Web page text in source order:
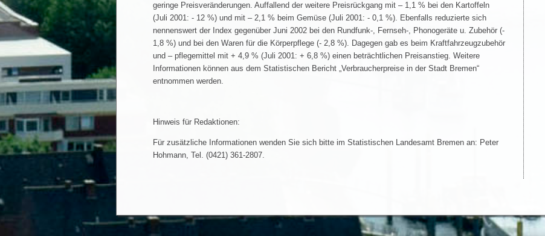
geringe Preisveränderungen. Auffallend der weitere Preisrückgang mit – 1,1 % bei den Kartoffeln
(Juli 2001: - 12 %) und mit – 2,1 % beim Gemüse (Juli 2001: - 0,1 %). Ebenfalls reduzierte sich
nennenswert der Index gegenüber Juni 2002 bei den Rundfunk-, Fernseh-, Phonogeräte u. Zubehör (-
1,8 %) und bei den Waren für die Körperpflege (- 2,8 %). Dagegen gab es beim Kraftfahrzeugzubehör
und – pflegemittel mit + 4,9 % (Juli 2001: + 6,8 %) einen beträchtlichen Preisanstieg. Weitere
Informationen können aus dem Statistischen Bericht „Verbraucherpreise in der Stadt Bremen“
entnommen werden.
Hinweis für Redaktionen:
Für zusätzliche Informationen wenden Sie sich bitte im Statistischen Landesamt Bremen an: Peter
Hohmann, Tel. (0421) 361-2807.